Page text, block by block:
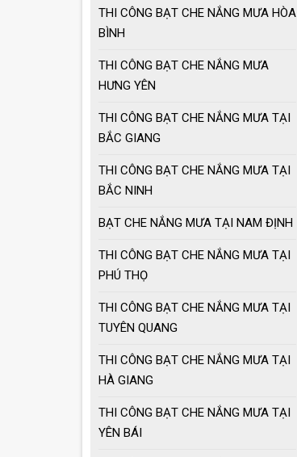
MẪU GIÀN PHƠI
THI CÔNG BẠT CHE NẮNG MƯA HÒA
BÌNH
THI CÔNG BẠT CHE NẮNG MƯA
HƯNG YÊN
THI CÔNG BẠT CHE NẮNG MƯA TẠI
BẮC GIANG
THI CÔNG BẠT CHE NẮNG MƯA TẠI
BẮC NINH
BẠT CHE NẮNG MƯA TẠI NAM ĐỊNH
THI CÔNG BẠT CHE NẮNG MƯA TẠI
PHÚ THỌ
THI CÔNG BẠT CHE NẮNG MƯA TẠI
TUYÊN QUANG
THI CÔNG BẠT CHE NẮNG MƯA TẠI
HÀ GIANG
THI CÔNG BẠT CHE NẮNG MƯA TẠI
YÊN BÁI